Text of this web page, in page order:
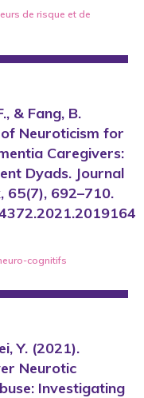
de risque et de
& Fang, B.
Neuroticism for
Caregivers:
Dyads. Journal
692–710.
cognitifs
Y. (2021).
Neurotic
Investigating